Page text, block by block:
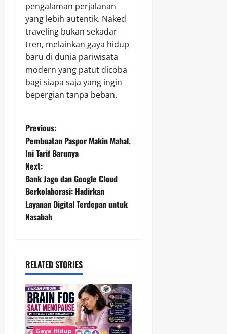
pengalaman perjalanan
yang lebih autentik. Naked
traveling bukan sekadar
tren, melainkan gaya hidup
baru di dunia pariwisata
modern yang patut dicoba
bagi siapa saja yang ingin
bepergian tanpa beban.
P
o
s
t
n
v
i
g
a
Previous:
Pembuatan Paspor Makin Mahal,
Ini Tarif Barunya
Next:
Bank Jago dan Google Cloud
Berkolaborasi: Hadirkan
Layanan Digital Terdepan untuk
Nasabah
RELATED STORIES
Gaya Hidup